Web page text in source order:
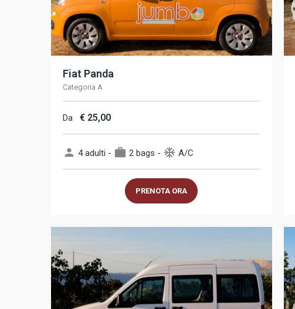
Fiat Panda
Categoria A
Da € 25,00
person 4 adulti - work 2 bags - ac_unit A/C
PRENOTA ORA